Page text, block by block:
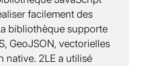
facilement des
bibliothèque supporte
GeoJSON, vectorielles
native. 2LE a utilisé